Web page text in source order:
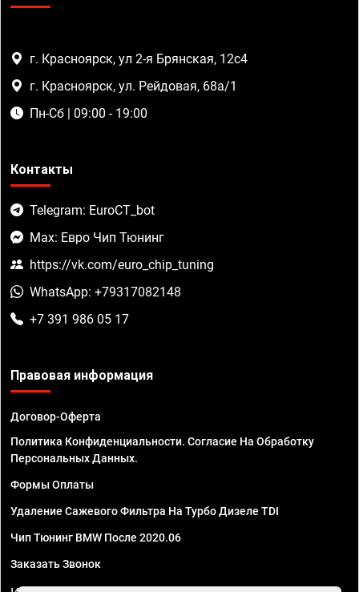
г. Красноярск, ул 2-я Брянская, 12с4
г. Красноярск, ул. Рейдовая, 68а/1
Пн-Сб | 09:00 - 19:00
Контакты
Telegram: EuroCT_bot
Max: Евро Чип Тюнинг
https://vk.com/euro_chip_tuning
WhatsApp: +79317082148
+7 391 986 05 17
Правовая информация
Договор-Оферта
Политика Конфиденциальности. Согласие На Обработку
Персональных Данных.
Формы Оплаты
Удаление Сажевого Фильтра На Турбо Дизеле TDI
Чип Тюнинг BMW После 2020.06
Заказать Звонок